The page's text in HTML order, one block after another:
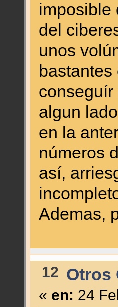
imposible
del
unos
conseguír
algun
en la
números
así,
Ademas,
12 Otros
« en: 24